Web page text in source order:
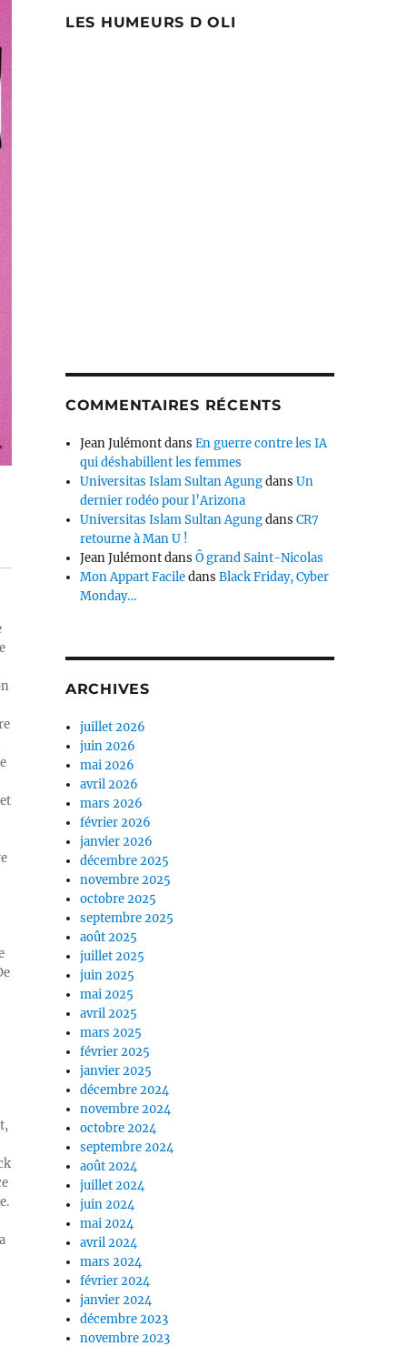
LES HUMEURS D OLI
COMMENTAIRES RÉCENTS
Jean JulémontdansEn guerre contre les IA
qui déshabillent les femmes
Universitas Islam Sultan AgungdansUn
dernier rodéo pour l’Arizona
Universitas Islam Sultan AgungdansCR7
retourne à Man U !
Jean JulémontdansÔ grand Saint-Nicolas
Mon Appart FaciledansBlack Friday, Cyber
Monday…
ARCHIVES
juillet 2026
juin 2026
mai 2026
avril 2026
mars 2026
février 2026
janvier 2026
décembre 2025
novembre 2025
octobre 2025
septembre 2025
août 2025
juillet 2025
juin 2025
mai 2025
avril 2025
mars 2025
février 2025
janvier 2025
décembre 2024
novembre 2024
octobre 2024
septembre 2024
août 2024
juillet 2024
juin 2024
mai 2024
avril 2024
mars 2024
février 2024
janvier 2024
décembre 2023
novembre 2023